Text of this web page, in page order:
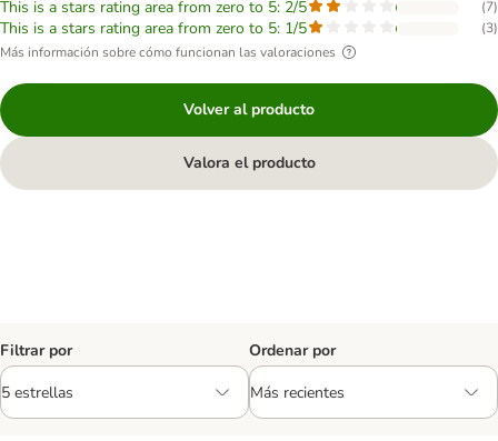
This is a stars rating area from zero to 5: 2/5 (7)
This is a stars rating area from zero to 5: 1/5 (3)
Más información sobre cómo funcionan las valoraciones
Volver al producto
Valora el producto
Filtrar por Ordenar por